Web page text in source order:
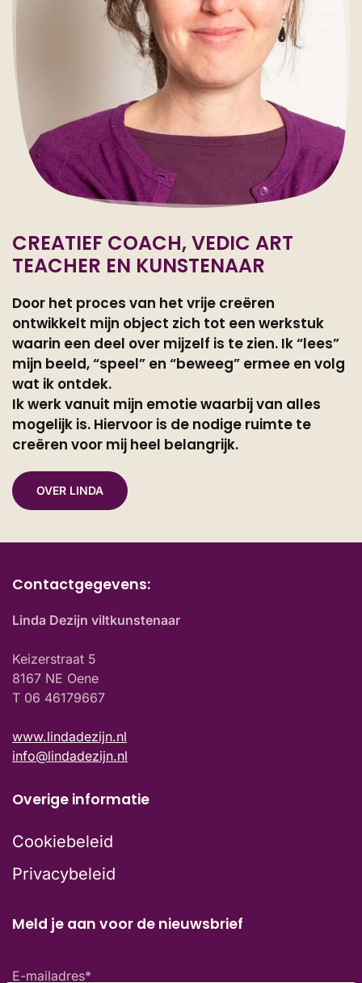
CREATIEF COACH, VEDIC ART
TEACHER EN KUNSTENAAR
Door het proces van het vrije creëren
ontwikkelt mijn object zich tot een werkstuk
waarin een deel over mijzelf is te zien. Ik “lees”
mijn beeld, “speel” en “beweeg” ermee en volg
wat ik ontdek.
Ik werk vanuit mijn emotie waarbij van alles
mogelijk is. Hiervoor is de nodige ruimte te
creëren voor mij heel belangrijk.
OVER LINDA
Contactgegevens:
Linda Dezijn viltkunstenaar
Keizerstraat 5
8167 NE Oene
T 06 46179667
www.lindadezijn.nl
info@lindadezijn.nl
Overige informatie
Cookiebeleid
Privacybeleid
Meld je aan voor de nieuwsbrief
E-mailadres*